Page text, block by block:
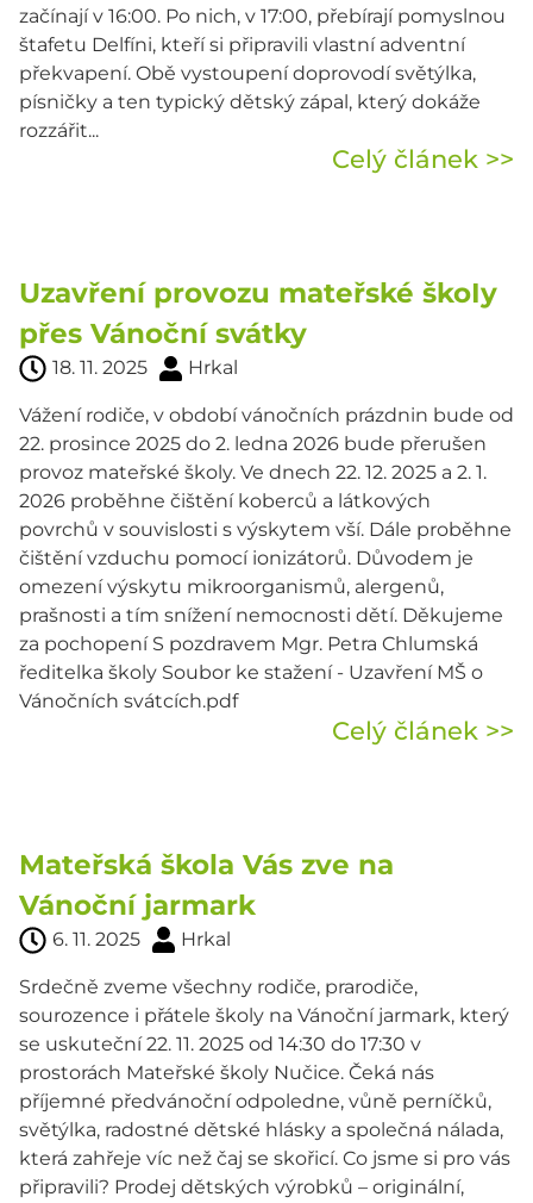
začínají v 16:00. Po nich, v 17:00, přebírají pomyslnou
štafetu Delfíni, kteří si připravili vlastní adventní
překvapení. Obě vystoupení doprovodí světýlka,
písničky a ten typický dětský zápal, který dokáže
rozzářit...
Celý článek >>
Uzavření provozu mateřské škoIy
přes Vánoční svátky
18. 11. 2025 Hrkal
Vážení rodiče, v období vánočních prázdnin bude od
22. prosince 2025 do 2. ledna 2026 bude přerušen
provoz mateřské školy. Ve dnech 22. 12. 2025 a 2. 1.
2026 proběhne čištění koberců a látkových
povrchů v souvislosti s výskytem vší. Dále proběhne
čištění vzduchu pomocí ionizátorů. Důvodem je
omezení výskytu mikroorganismů, alergenů,
prašnosti a tím snížení nemocnosti dětí. Děkujeme
za pochopení S pozdravem Mgr. Petra Chlumská
ředitelka školy Soubor ke stažení - Uzavření MŠ o
Vánočních svátcích.pdf
Celý článek >>
Mateřská škola Vás zve na
Vánoční jarmark
6. 11. 2025 Hrkal
Srdečně zveme všechny rodiče, prarodiče,
sourozence i přátele školy na Vánoční jarmark, který
se uskuteční 22. 11. 2025 od 14:30 do 17:30 v
prostorách Mateřské školy Nučice. Čeká nás
příjemné předvánoční odpoledne, vůně perníčků,
světýlka, radostné dětské hlásky a společná nálada,
která zahřeje víc než čaj se skořicí. Co jsme si pro vás
připravili? Prodej dětských výrobků – originální,